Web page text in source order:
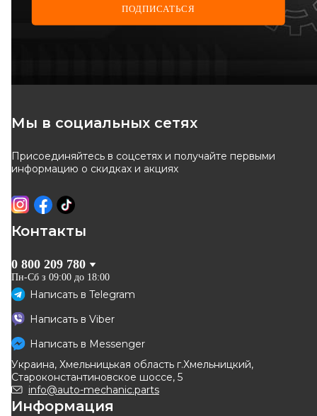
ПОДПИСАТЬСЯ
Мы в социальных сетях
Присоединяйтесь в соцсетях и получайте первыми
информацию о скидках и акциях
Контакты
0 800 209 780
Пн-Сб з 09:00 до 18:00
Написать в Telegram
Написать в Viber
Написать в Messenger
Украина, Хмельницькая область г.Хмельницкий,
Староконстантиновское шоссе, 5
info@auto-mechanic.parts
Информация